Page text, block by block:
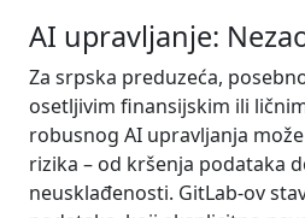
AI upravljanje:
Za srpska preduzeća,
osetljivim finansijskim ili
robusnog AI upravljanja
rizika – od kršenja podataka
neusklađenosti. GitLab-ov